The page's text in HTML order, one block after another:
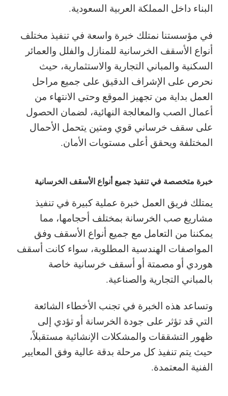
البناء داخل المملكة العربية السعودية.
في مؤسستنا نمتلك خبرة واسعة في تنفيذ مختلف
أنواع الأسقف الخرسانية للمنازل والفلل والعمائر
السكنية والمباني التجارية والاستثمارية، حيث
نحرص على الإشراف الدقيق على جميع مراحل
العمل بداية من تجهيز الموقع وحتى الانتهاء من
أعمال الصب والمعالجة النهائية، لضمان الحصول
على سقف خرساني قوي ومتين يتحمل الأحمال
المختلفة ويحقق أعلى مستويات الأمان.
خبرة متخصصة في تنفيذ جميع أنواع الأسقف الخرسانية
يمتلك فريق العمل خبرة عملية كبيرة في تنفيذ
مشاريع صب الخرسانة بمختلف أحجامها، مما
يمكننا من التعامل مع جميع أنواع الأسقف وفق
المواصفات الهندسية المطلوبة، سواء كانت أسقف
هوردي أو مصمتة أو أسقف خرسانية خاصة
بالمباني التجارية والصناعية.
وتساعد هذه الخبرة في تجنب الأخطاء الشائعة
التي قد تؤثر على جودة الخرسانة أو تؤدي إلى
ظهور التشققات والمشكلات الإنشائية مستقبلاً،
حيث يتم تنفيذ كل مرحلة بدقة عالية وفق المعايير
الفنية المعتمدة.